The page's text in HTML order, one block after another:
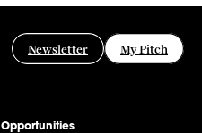
Newsletter My Pitch
Opportunities